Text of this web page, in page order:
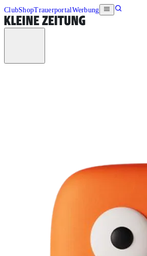
ClubShopTrauerportalWerbung